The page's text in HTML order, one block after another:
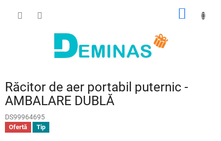
COŞ
Răcitor de aer portabil puternic -
AMBALARE DUBLĂ
DS99964695
Ofertă Tip